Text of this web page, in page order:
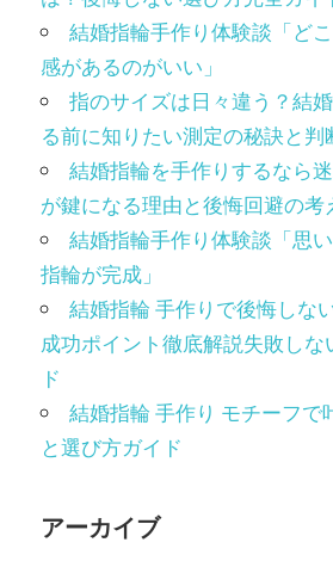
結婚指輪手作り体験談「ど
感があるのがいい」
指のサイズは日々違う？結
る前に知りたい測定の秘訣と判
結婚指輪を手作りするなら
が鍵になる理由と後悔回避の考
結婚指輪手作り体験談「思
指輪が完成」
結婚指輪 手作りで後悔しな
成功ポイント徹底解説失敗しな
ド
結婚指輪 手作り モチーフで
と選び方ガイド
アーカイブ